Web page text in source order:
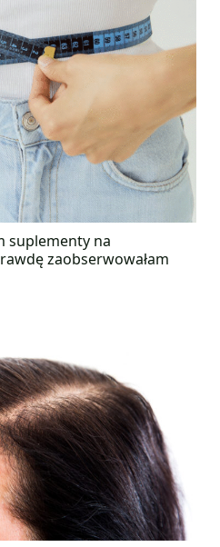
suplementy na
zaobserwowałam